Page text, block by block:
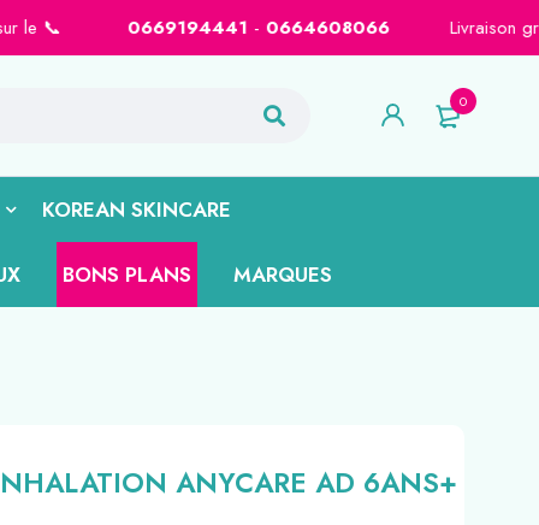
-0664608066Livraison gratuite sur
0
KOREAN SKINCARE
BONS PLANS MARQUES
ANYCARE AD 6ANS+